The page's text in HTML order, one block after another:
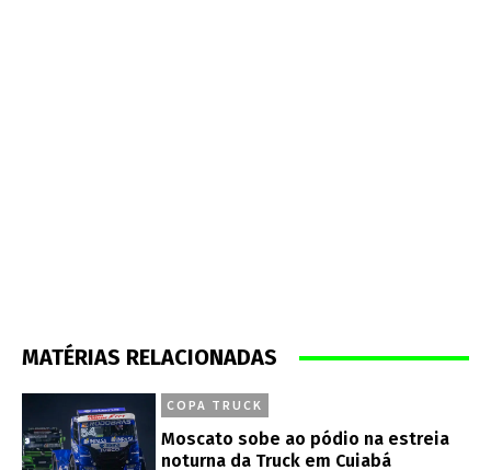
MATÉRIAS RELACIONADAS
COPA TRUCK
Moscato sobe ao pódio na estreia
noturna da Truck em Cuiabá